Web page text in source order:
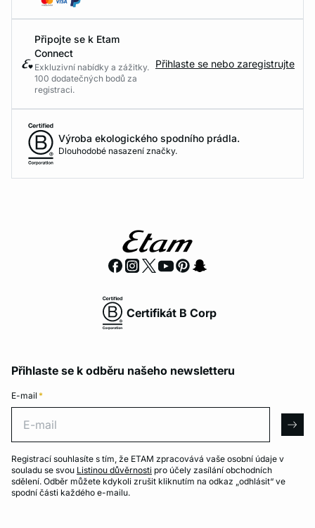
Připojte se k Etam
Connect
Exkluzivní nabídky a zážitky.
100 dodatečných bodů za
registraci.
Přihlaste se nebo zaregistrujte
Výroba ekologického spodního prádla.
Dlouhodobé nasazení značky.
Certifikát B Corp
Přihlaste se k odběru našeho newsletteru
E-mail *
Registrací souhlasíte s tím, že ETAM zpracovává vaše osobní údaje v
souladu se svou Listinou důvěrnosti pro účely zasílání obchodních
sdělení. Odběr můžete kdykoli zrušit kliknutím na odkaz „odhlásit“ ve
spodní části každého e-mailu.